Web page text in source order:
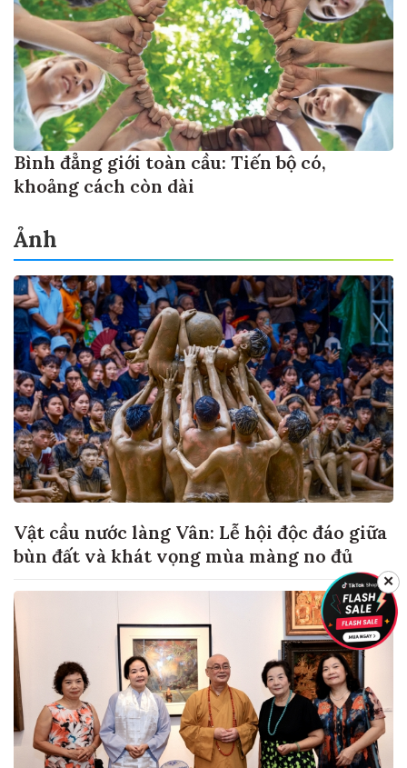
Bình đẳng giới toàn cầu: Tiến bộ có,
khoảng cách còn dài
Ảnh
Vật cầu nước làng Vân: Lễ hội độc đáo giữa
bùn đất và khát vọng mùa màng no đủ
✕